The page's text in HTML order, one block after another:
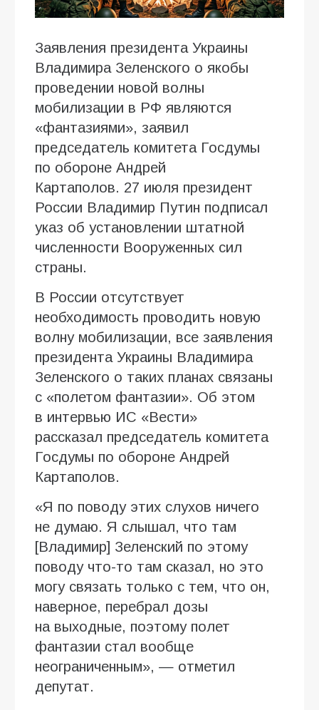
Заявления президента Украины
Владимира Зеленского о якобы
проведении новой волны
мобилизации в РФ являются
«фантазиями», заявил
председатель комитета Госдумы
по обороне Андрей
Картаполов. 27 июля президент
России Владимир Путин подписал
указ об установлении штатной
численности Вооруженных сил
страны.
В России отсутствует
необходимость проводить новую
волну мобилизации, все заявления
президента Украины Владимира
Зеленского о таких планах связаны
с «полетом фантазии». Об этом
в интервью ИC «Вести»
рассказал председатель комитета
Госдумы по обороне Андрей
Картаполов.
«Я по поводу этих слухов ничего
не думаю. Я слышал, что там
[Владимир] Зеленский по этому
поводу что-то там сказал, но это
могу связать только с тем, что он,
наверное, перебрал дозы
на выходные, поэтому полет
фантазии стал вообще
неограниченным», — отметил
депутат.